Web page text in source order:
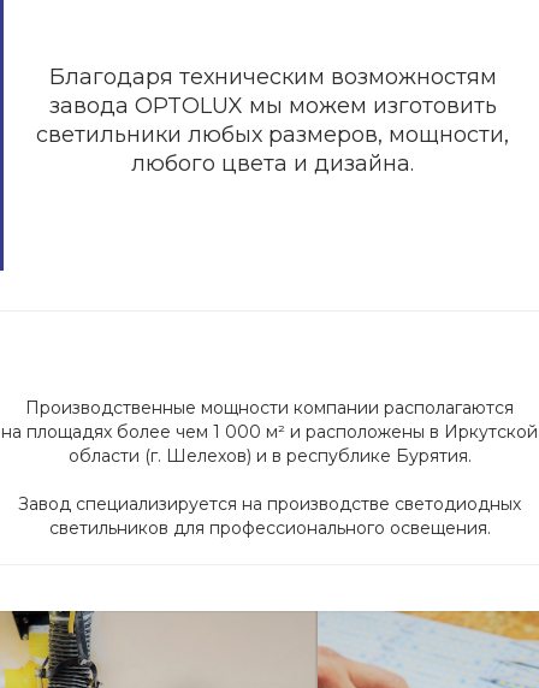
Благодаря техническим возможностям
завода OPTOLUX мы можем изготовить
светильники любых размеров, мощности,
любого цвета и дизайна.
Производственные мощности компании располагаются
на площадях более чем 1 000 м² и расположены в Иркутской
области (г. Шелехов) и в республике Бурятия.
Завод специализируется на производстве светодиодных
светильников для профессионального освещения.